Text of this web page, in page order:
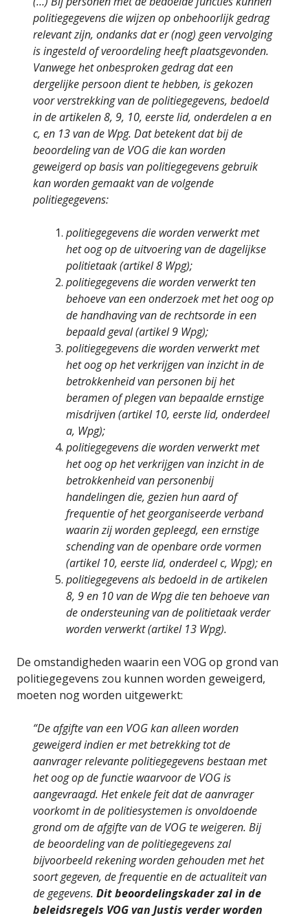
politiegegevens die wijzen op onbehoorlijk gedrag
relevant zijn, ondanks dat er (nog) geen vervolging
is ingesteld of veroordeling heeft plaatsgevonden.
Vanwege het onbesproken gedrag dat een
dergelijke persoon dient te hebben, is gekozen
voor verstrekking van de politiegegevens, bedoeld
in de artikelen 8, 9, 10, eerste lid, onderdelen a en
c, en 13 van de Wpg. Dat betekent dat bij de
beoordeling van de VOG die kan worden
geweigerd op basis van politiegegevens gebruik
kan worden gemaakt van de volgende
politiegegevens:
politiegegevens die worden verwerkt met
het oog op de uitvoering van de dagelijkse
politietaak (artikel 8 Wpg);
politiegegevens die worden verwerkt ten
behoeve van een onderzoek met het oog op
de handhaving van de rechtsorde in een
bepaald geval (artikel 9 Wpg);
politiegegevens die worden verwerkt met
het oog op het verkrijgen van inzicht in de
betrokkenheid van personen bij het
beramen of plegen van bepaalde ernstige
misdrijven (artikel 10, eerste lid, onderdeel
a, Wpg);
politiegegevens die worden verwerkt met
het oog op het verkrijgen van inzicht in de
betrokkenheid van personenbij
handelingen die, gezien hun aard of
frequentie of het georganiseerde verband
waarin zij worden gepleegd, een ernstige
schending van de openbare orde vormen
(artikel 10, eerste lid, onderdeel c, Wpg); en
politiegegevens als bedoeld in de artikelen
8, 9 en 10 van de Wpg die ten behoeve van
de ondersteuning van de politietaak verder
worden verwerkt (artikel 13 Wpg).
De omstandigheden waarin een VOG op grond van
politiegegevens zou kunnen worden geweigerd,
moeten nog worden uitgewerkt:
“De afgifte van een VOG kan alleen worden
geweigerd indien er met betrekking tot de
aanvrager relevante politiegegevens bestaan met
het oog op de functie waarvoor de VOG is
aangevraagd. Het enkele feit dat de aanvrager
voorkomt in de politiesystemen is onvoldoende
grond om de afgifte van de VOG te weigeren. Bij
de beoordeling van de politiegegevens zal
bijvoorbeeld rekening worden gehouden met het
soort gegeven, de frequentie en de actualiteit van
de gegevens. Dit beoordelingskader zal in de
beleidsregels VOG van Justis verder worden